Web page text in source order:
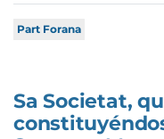
Part Forana
Sa Societat,